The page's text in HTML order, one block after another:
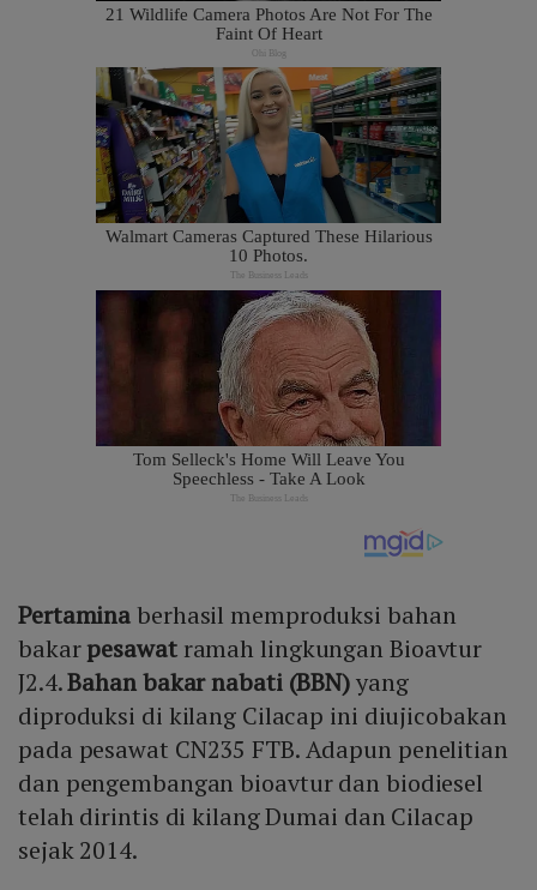
Pertaminaberhasil memproduksi bahan
bakarpesawatramah lingkungan Bioavtur
J2.4.Bahan bakar nabati (BBN)yang
diproduksi di kilang Cilacap ini diujicobakan
pada pesawat CN235 FTB. Adapun penelitian
dan pengembangan bioavtur dan biodiesel
telah dirintis di kilang Dumai dan Cilacap
sejak 2014.